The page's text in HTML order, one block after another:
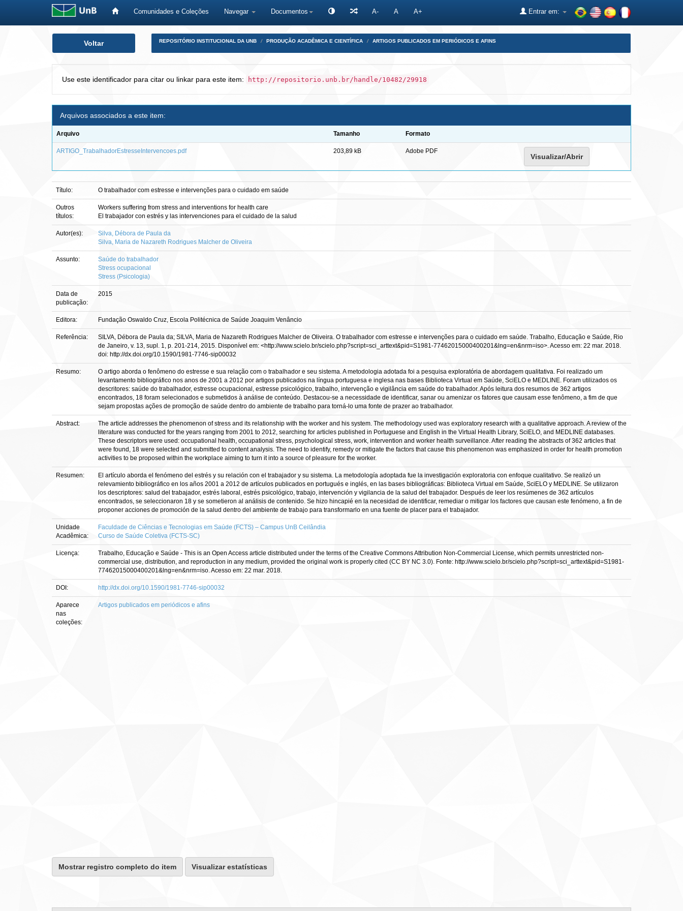
Comunidades e Coleções Navegar Documentos A- A A+ Entrar em:
Voltar REPOSITÓRIO INSTITUCIONAL DA UNB PRODUÇÃO ACADÊMICA E CIENTÍFICA ARTIGOS PUBLICADOS EM PERIÓDICOS E AFINS
Use este identificador para citar ou linkar para este item: http://repositorio.unb.br/handle/10482/29918
Arquivos associados a este item:
Arquivo Tamanho Formato
ARTIGO_TrabalhadorEstresseIntervencoes.pdf 203,89 kB Adobe PDF
Visualizar/Abrir
Título: O trabalhador com estresse e intervenções para o cuidado em saúde
Outros
títulos:
Workers suffering from stress and interventions for health care
El trabajador con estrés y las intervenciones para el cuidado de la salud
Autor(es):
Silva, Débora de Paula da
Silva, Maria de Nazareth Rodrigues Malcher de Oliveira
Assunto:
Saúde do trabalhador
Stress ocupacional
Stress (Psicologia)
Data de
publicação:
2015
Editora: Fundação Oswaldo Cruz, Escola Politécnica de Saúde Joaquim Venâncio
Referência:
SILVA, Débora de Paula da; SILVA, Maria de Nazareth Rodrigues Malcher de Oliveira. O trabalhador com estresse e intervenções para o cuidado em saúde. Trabalho, Educação e Saúde, Rio
de Janeiro, v. 13, supl. 1, p. 201-214, 2015. Disponível em: <http://www.scielo.br/scielo.php?script=sci_arttext&pid=S1981-77462015000400201&lng=en&nrm=iso>. Acesso em: 22 mar. 2018.
doi: http://dx.doi.org/10.1590/1981-7746-sip00032
Resumo:
O artigo aborda o fenômeno do estresse e sua relação com o trabalhador e seu sistema. A metodologia adotada foi a pesquisa exploratória de abordagem qualitativa. Foi realizado um
levantamento bibliográfico nos anos de 2001 a 2012 por artigos publicados na língua portuguesa e inglesa nas bases Biblioteca Virtual em Saúde, SciELO e MEDLINE. Foram utilizados os
descritores: saúde do trabalhador, estresse ocupacional, estresse psicológico, trabalho, intervenção e vigilância em saúde do trabalhador. Após leitura dos resumos de 362 artigos
encontrados, 18 foram selecionados e submetidos à análise de conteúdo. Destacou-se a necessidade de identificar, sanar ou amenizar os fatores que causam esse fenômeno, a fim de que
sejam propostas ações de promoção de saúde dentro do ambiente de trabalho para torná-lo uma fonte de prazer ao trabalhador.
Abstract:
The article addresses the phenomenon of stress and its relationship with the worker and his system. The methodology used was exploratory research with a qualitative approach. A review of the
literature was conducted for the years ranging from 2001 to 2012, searching for articles published in Portuguese and English in the Virtual Health Library, SciELO, and MEDLINE databases.
These descriptors were used: occupational health, occupational stress, psychological stress, work, intervention and worker health surveillance. After reading the abstracts of 362 articles that
were found, 18 were selected and submitted to content analysis. The need to identify, remedy or mitigate the factors that cause this phenomenon was emphasized in order for health promotion
activities to be proposed within the workplace aiming to turn it into a source of pleasure for the worker.
Resumen:
El artículo aborda el fenómeno del estrés y su relación con el trabajador y su sistema. La metodología adoptada fue la investigación exploratoria con enfoque cualitativo. Se realizó un
relevamiento bibliográfico en los años 2001 a 2012 de artículos publicados en portugués e inglés, en las bases bibliográficas: Biblioteca Virtual em Saúde, SciELO y MEDLINE. Se utilizaron
los descriptores: salud del trabajador, estrés laboral, estrés psicológico, trabajo, intervención y vigilancia de la salud del trabajador. Después de leer los resúmenes de 362 artículos
encontrados, se seleccionaron 18 y se sometieron al análisis de contenido. Se hizo hincapié en la necesidad de identificar, remediar o mitigar los factores que causan este fenómeno, a fin de
proponer acciones de promoción de la salud dentro del ambiente de trabajo para transformarlo en una fuente de placer para el trabajador.
Unidade
Acadêmica:
Faculdade de Ciências e Tecnologias em Saúde (FCTS) – Campus UnB Ceilândia
Curso de Saúde Coletiva (FCTS-SC)
Licença:
Trabalho, Educação e Saúde - This is an Open Access article distributed under the terms of the Creative Commons Attribution Non-Commercial License, which permits unrestricted non-
commercial use, distribution, and reproduction in any medium, provided the original work is properly cited (CC BY NC 3.0). Fonte: http://www.scielo.br/scielo.php?script=sci_arttext&pid=S1981-
77462015000400201&lng=en&nrm=iso. Acesso em: 22 mar. 2018.
DOI: http://dx.doi.org/10.1590/1981-7746-sip00032
Aparece
nas
coleções:
Artigos publicados em periódicos e afins
Mostrar registro completo do item Visualizar estatísticas